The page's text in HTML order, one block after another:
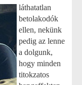
láthatatlan
betolakodók
ellen, nekünk
pedig az lenne
a dolgunk,
hogy minden
titokzatos